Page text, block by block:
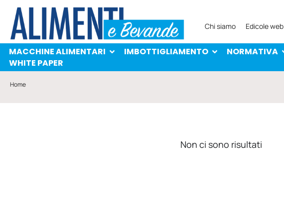
MACCHINE ALIMENTARI
PROTAGONISTI
WHITE PAPER
Chi siamo Edicole web
MACCHINE ALIMENTARI IMBOTTIGLIAMENTO NORMATIVA
WHITE PAPER
Home
Non ci sono risultati